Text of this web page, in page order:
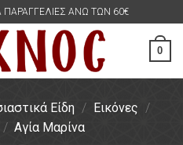
ΠΑΡΑΓΓΕΛΙΕΣ ΑΝΩ ΤΩΝ 60€
0
Είδη / Εικόνες /
/ Αγία Μαρίνα